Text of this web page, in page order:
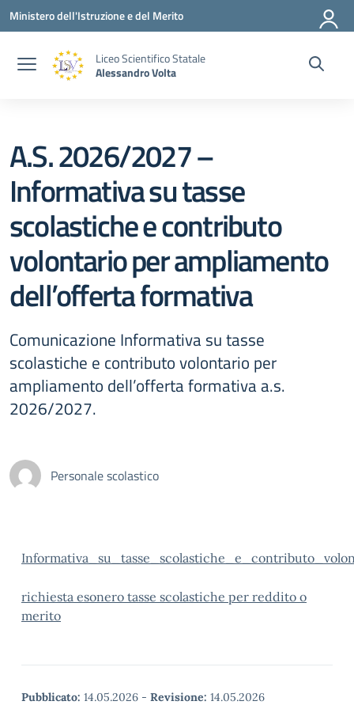
Vai ai contenuti
Vai al menu di navigazione
Vai al footer
Ministero dell'Istruzione e del Merito
Liceo Scientifico Statale
Alessandro Volta
A.S. 2026/2027 –
Informativa su tasse
scolastiche e contributo
volontario per ampliamento
dell’offerta formativa
Comunicazione Informativa su tasse
scolastiche e contributo volontario per
ampliamento dell’offerta formativa a.s.
2026/2027.
Personale scolastico
richiesta esonero tasse scolastiche per reddito o
merito
Pubblicato: 14.05.2026 - Revisione: 14.05.2026